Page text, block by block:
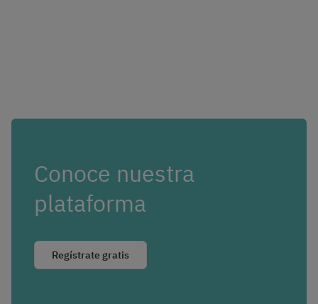
Conoce nuestra
plataforma
Regístrate gratis